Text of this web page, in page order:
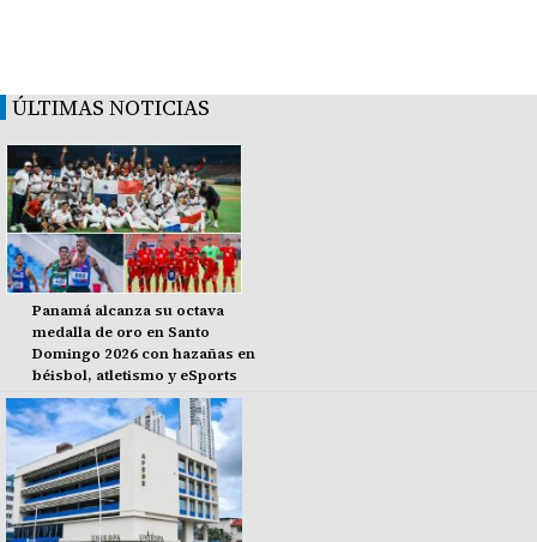
ÚLTIMAS NOTICIAS
Panamá alcanza su octava
medalla de oro en Santo
Domingo 2026 con hazañas en
béisbol, atletismo y eSports